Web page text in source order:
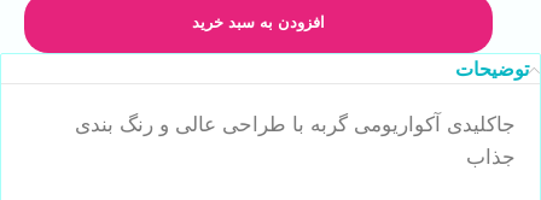
افزودن به سبد خرید
توضیحات
جاکلیدی آکواریومی گربه با طراحی عالی و رنگ بندی
جذاب